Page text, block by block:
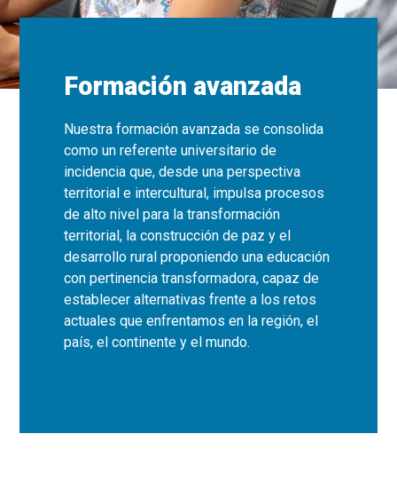
Formación avanzada
Nuestra formación avanzada se consolida
como un referente universitario de
incidencia que, desde una perspectiva
territorial e intercultural, impulsa procesos
de alto nivel para la transformación
territorial, la construcción de paz y el
desarrollo rural proponiendo una educación
con pertinencia transformadora, capaz de
establecer alternativas frente a los retos
actuales que enfrentamos en la región, el
país, el continente y el mundo.